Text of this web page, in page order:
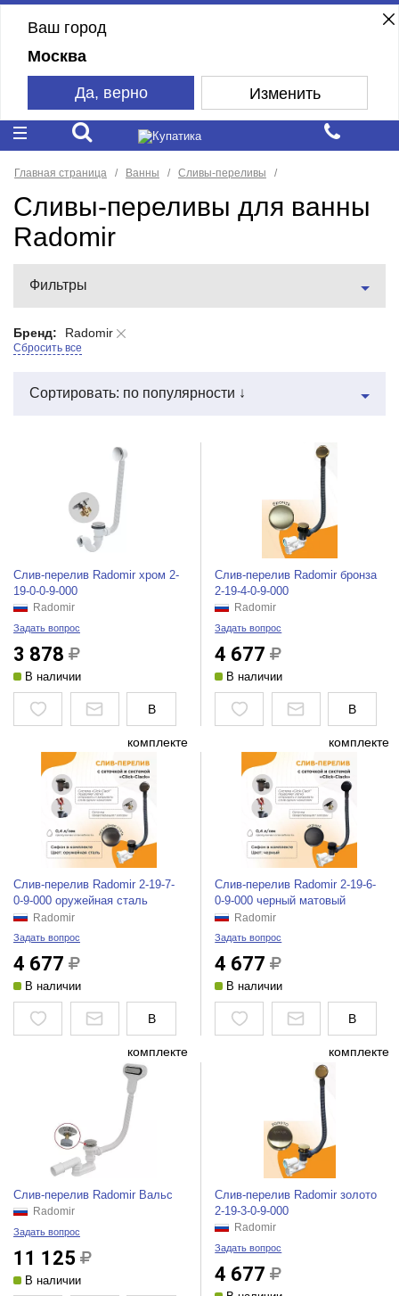
Ваш город
Москва
Да, верно Изменить
Главная страница Ванны Сливы-переливы
Сливы-переливы для ванны
Radomir
Фильтры
Бренд: Radomir
Сбросить все
Сортировать: по популярности ↓
Слив-перелив Radomir хром 2-
19-0-0-9-000
Radomir
Задать вопрос
3 878
В наличии
В
комплекте
Слив-перелив Radomir бронза
2-19-4-0-9-000
Radomir
Задать вопрос
4 677
В наличии
В
комплекте
Слив-перелив Radomir 2-19-7-
0-9-000 оружейная сталь
Radomir
Задать вопрос
4 677
В наличии
В
комплекте
Слив-перелив Radomir 2-19-6-
0-9-000 черный матовый
Radomir
Задать вопрос
4 677
В наличии
В
комплекте
Слив-перелив Radomir Вальс
Radomir
Задать вопрос
11 125
В наличии
Слив-перелив Radomir золото
2-19-3-0-9-000
Radomir
Задать вопрос
4 677